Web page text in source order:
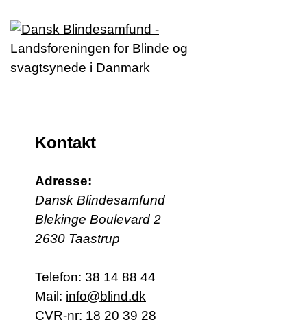
Kontakt
Adresse:
Dansk Blindesamfund
Blekinge Boulevard 2
2630 Taastrup
Telefon: 38 14 88 44
Mail: info@blind.dk
CVR-nr: 18 20 39 28